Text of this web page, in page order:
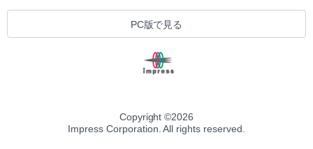
PC版で見る
Copyright ©2026
Impress Corporation. All rights reserved.